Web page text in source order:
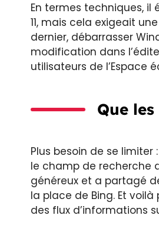
En termes techniques, il
11, mais cela exigeait
dernier, débarrasser
modification dans
utilisateurs de l’Espace
Que
Plus besoin de se
le champ de recherche
généreux et a partagé
la place de Bing. Et
des flux d’informations